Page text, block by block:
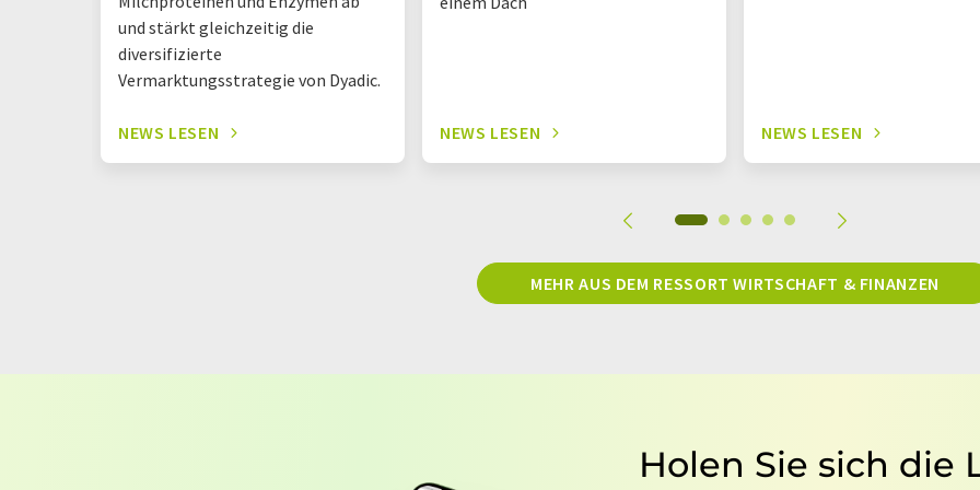
und stärkt gleichzeitig die
diversifizierte
Vermarktungsstrategie von Dyadic.
NEWS LESEN NEWS LESEN NEWS LESEN
MEHR AUS DEM RESSORT WIRTSCHAFT & FINANZEN
Holen Sie sich die